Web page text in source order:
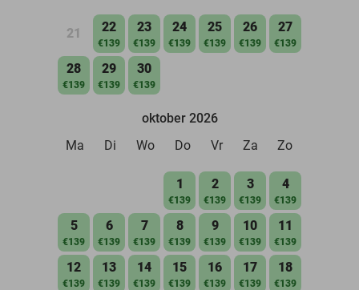
21 22
€139
23
€139
24
€139
25
€139
26
€139
27
€139
28
€139
29
€139
30
€139
oktober 2026
Ma
Di Wo Do Vr Za Zo
1
€139
2
€139
3
€139
4
€139
5
€139
6
€139
7
€139
8
€139
9
€139
10
€139
11
€139
12
€139
13
€139
14
€139
15
€139
16
€139
17
€139
18
€139